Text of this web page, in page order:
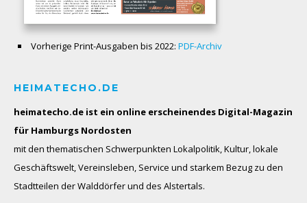
Vorherige Print-Ausgaben bis 2022: PDF-Archiv
HEIMATECHO.DE
heimatecho.de ist ein online erscheinendes Digital-Magazin
für Hamburgs Nordosten
mit den thematischen Schwerpunkten Lokalpolitik, Kultur, lokale
Geschäftswelt, Vereinsleben, Service und starkem Bezug zu den
Stadtteilen der Walddörfer und des Alstertals.